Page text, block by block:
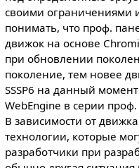
своими ограничениями
понимать, что проф.
движок на основе
при обновлении
поколение, тем новее
SSSP6 на данный
WebEngine в серии
В зависимости от
технологии, которые
разработчики при